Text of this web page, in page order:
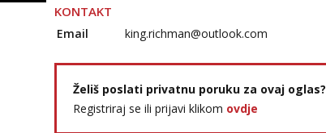
KONTAKT
Email king.richman@outlook.com
Želiš poslati privatnu poruku za ovaj oglas?
Registriraj se ili prijavi klikom ovdje